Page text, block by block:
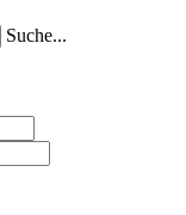
Suche...